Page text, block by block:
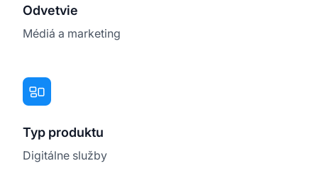
Odvetvie
Médiá a marketing
Typ produktu
Digitálne služby